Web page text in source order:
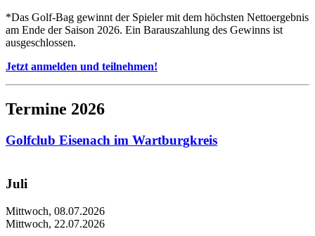
*Das Golf-Bag gewinnt der Spieler mit dem höchsten Nettoergebnis
am Ende der Saison 2026. Ein Barauszahlung des Gewinns ist
ausgeschlossen.
Jetzt anmelden und teilnehmen!
Termine 2026
Golfclub Eisenach im Wartburgkreis
Juli
Mittwoch, 08.07.2026
Mittwoch, 22.07.2026